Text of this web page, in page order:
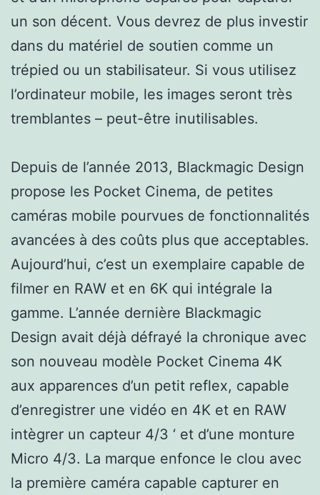
un son décent. Vous devrez de plus investir
dans du matériel de soutien comme un
trépied ou un stabilisateur. Si vous utilisez
l’ordinateur mobile, les images seront très
tremblantes – peut-être inutilisables.
Depuis de l’année 2013, Blackmagic Design
propose les Pocket Cinema, de petites
caméras mobile pourvues de fonctionnalités
avancées à des coûts plus que acceptables.
Aujourd’hui, c’est un exemplaire capable de
filmer en RAW et en 6K qui intégrale la
gamme. L’année dernière Blackmagic
Design avait déjà défrayé la chronique avec
son nouveau modèle Pocket Cinema 4K
aux apparences d’un petit reflex, capable
d’enregistrer une vidéo en 4K et en RAW
intègrer un capteur 4/3 ‘ et d’une monture
Micro 4/3. La marque enfonce le clou avec
la première caméra capable capturer en